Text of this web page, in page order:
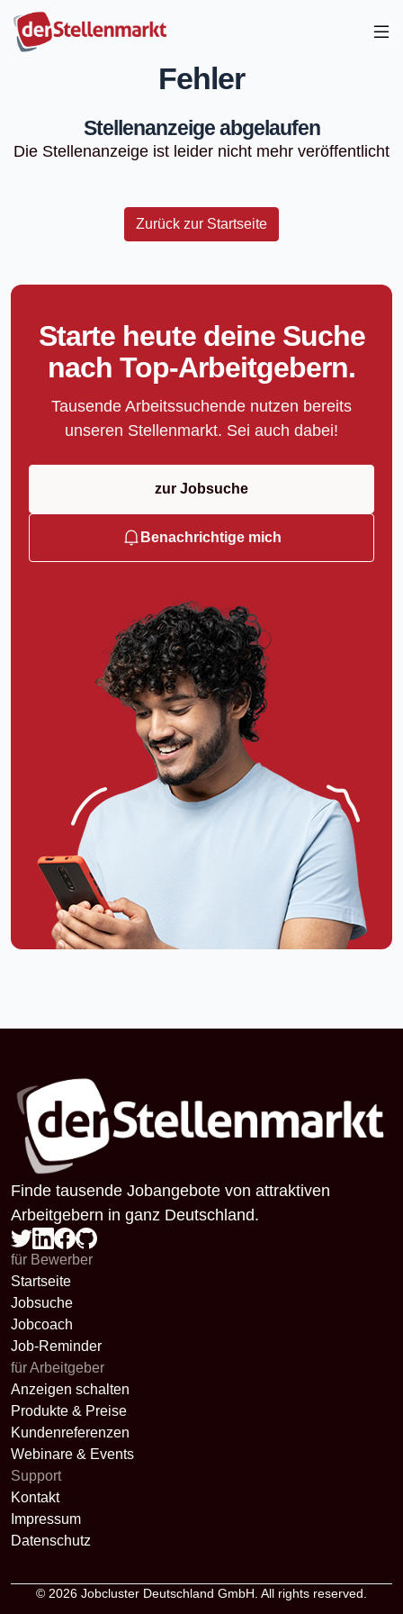
Fehler
Stellenanzeige abgelaufen
Die Stellenanzeige ist leider nicht mehr veröffentlicht
Zurück zur Startseite
Starte heute deine Suche
nach Top-Arbeitgebern.
Tausende Arbeitssuchende nutzen bereits
unseren Stellenmarkt. Sei auch dabei!
zur Jobsuche
Benachrichtige mich
Finde tausende Jobangebote von attraktiven
Arbeitgebern in ganz Deutschland.
für Bewerber
Startseite
Jobsuche
Jobcoach
Job-Reminder
für Arbeitgeber
Anzeigen schalten
Produkte & Preise
Kundenreferenzen
Webinare & Events
Support
Kontakt
Impressum
Datenschutz
© 2026 Jobcluster Deutschland GmbH. All rights reserved.